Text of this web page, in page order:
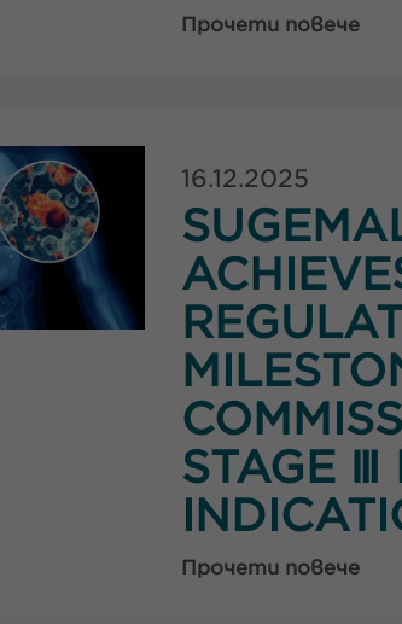
Прочети повече
16.12.2025
STAGE Ⅲ
Прочети повече